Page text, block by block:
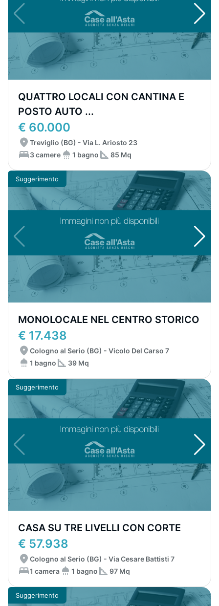
QUATTRO LOCALI CON CANTINA E
POSTO AUTO ...
€ 60.000
Treviglio (BG) - Via L. Ariosto 23
3 camere
1 bagno 85 Mq
Suggerimento
MONOLOCALE NEL CENTRO STORICO
€ 17.438
Cologno al Serio (BG) - Vicolo Del Carso 7
1 bagno
39 Mq
Suggerimento
CASA SU TRE LIVELLI CON CORTE
€ 57.938
Cologno al Serio (BG) - Via Cesare Battisti 7
1 camera
1 bagno 97 Mq
Suggerimento